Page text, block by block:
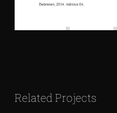
Related Projects